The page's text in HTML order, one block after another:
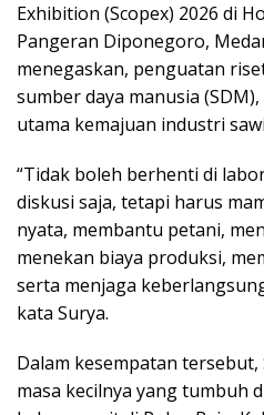
Exhibition (Scopex) 2026 di
Pangeran Diponegoro,
menegaskan, penguatan
sumber daya manusia
utama kemajuan industri
“Tidak boleh berhenti di
diskusi saja, tetapi harus
nyata, membantu petani,
menekan biaya produksi,
serta menjaga
kata Surya.
Dalam kesempatan
masa kecilnya yang tumbuh